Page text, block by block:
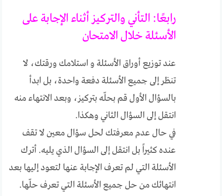
رابعًا: التأني والتركيز أثناء الإجابة على
الأسئلة خلال الامتحان
عند توزيع أوراق الأسئلة و استلامك ورقتك، لا
تنظر إلى جميع الأسئلة دفعة واحدة، بل ابدأ
بالسؤال الأول قم بحلّه بتركيز، وبعد الانتهاء منه
انتقل إلى السؤال الثاني وهكذا.
في حال عدم معرفتك لحل سؤال معين لا تقف
عنده كثيراً بل انتقل إلى السؤال الذي يليه. أترك
الأسئلة التي لم تعرف الإجابة عنها لتعود إليها بعد
انتهائك من حل جميع الأسئلة التي تعرف حلّها.